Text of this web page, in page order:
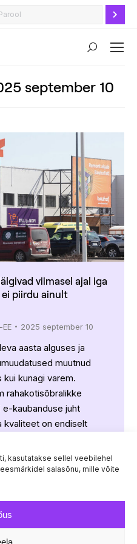
kasutatakse sellel veebilehel
salasõnu, mille võite
Search:
september 10
viimasel ajal iga
piirdu ainult
2025 september 10
aasta alguses ja
muutnud
kui kunagi varem.
rahakotisõbralikke
e-kaubanduse juht
kvaliteet on endiselt
vähendada kaubale
kasutamine.
soodsaid…